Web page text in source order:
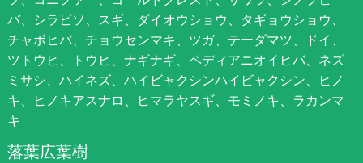
バ、シラビソ、スギ、ダイオウショウ、タギョウショウ、
チャボヒバ、チョウセンマキ、ツガ、テーダマツ、ドイ、
ツトウヒ、トウヒ、ナギナギ、ペディアニオイヒバ、ネズ
ミサシ、ハイネズ、ハイビャクシンハイビャクシン、ヒノ
キ、ヒノキアスナロ、ヒマラヤスギ、モミノキ、ラカンマ
キ
落葉広葉樹